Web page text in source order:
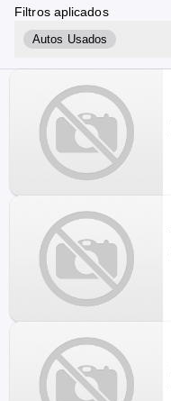
Filtros aplicados
Autos Usados